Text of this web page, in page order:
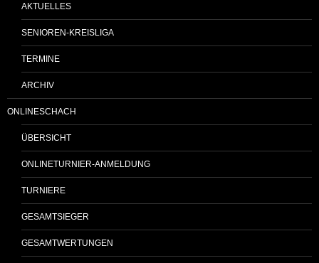
AKTUELLES
SENIOREN-KREISLIGA
TERMINE
ARCHIV
ONLINESCHACH
ÜBERSICHT
ONLINETURNIER-ANMELDUNG
TURNIERE
GESAMTSIEGER
GESAMTWERTUNGEN